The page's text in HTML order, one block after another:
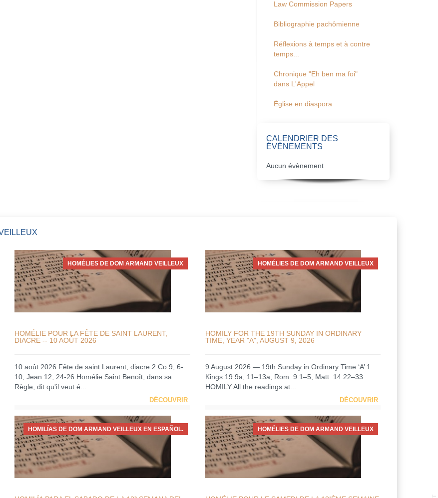
Law Commission Papers
Bibliographie pachômienne
Réflexions à temps et à contre
temps...
Chronique "Eh ben ma foi"
dans L'Appel
Église en diaspora
CALENDRIER DES
ÉVÈNEMENTS
Aucun évènement
HOMÉLIES DE DOM ARMAND VEILLEUX
HOMÉLIE POUR LA FÊTE DE SAINT LAURENT,
DIACRE -- 10 AOÛT 2026
10 août 2026 Fête de saint Laurent, diacre 2 Co 9, 6-
10; Jean 12, 24-26 Homélie Saint Benoît, dans sa
Règle, dit qu'il veut é...
DÉCOUVRIR
HOMÉLIES DE DOM ARMAND VEILLEUX
HOMILY FOR THE 19TH SUNDAY IN ORDINARY
TIME, YEAR "A", AUGUST 9, 2026
9 August 2026 — 19th Sunday in Ordinary Time ‘A’ 1
Kings 19:9a, 11–13a; Rom. 9:1–5; Matt. 14:22–33
HOMILY All the readings at...
DÉCOUVRIR
HOMILÍAS DE DOM ARMAND VEILLEUX EN ESPAÑOL. HOMÉLIES DE DOM ARMAND VEILLEUX